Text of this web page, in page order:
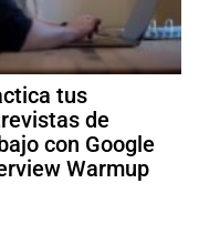
tus
de
con Google
Warmup